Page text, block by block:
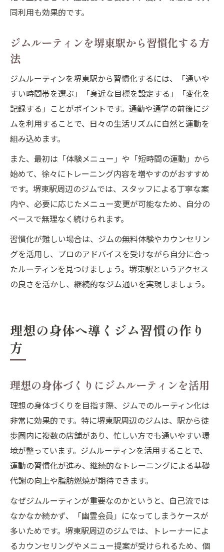
同利用も効果的です。
ジムルーティンを堺東駅から習慣化する方
法
ジムルーティンを堺東駅から習慣化するには、「通いや
すい時間帯を選ぶ」「身近な目標を設定する」「変化を
記録する」ことがポイントです。通勤や通学の前後にジ
ムを利用することで、日々の生活リズムに自然と運動を
組み込めます。
また、最初は「体験メニュー」や「短時間の運動」から
始めて、徐々にトレーニング内容を増やすのがおすすめ
です。堺東駅周辺のジムでは、スタッフによる丁寧な案
内や、必要に応じたメニュー変更が可能なため、自分の
ペースで無理なく続けられます。
習慣化が難しい場合は、ジムの無料体験やカウンセリン
グを活用し、プロのアドバイスを受けながら自分に合っ
たルーティンを見つけましょう。堺東駅というアクセス
の良さを活かし、継続的なジム通いを実現しましょう。
理想の身体へ導くジム習慣の作り
方
理想の身体づくりにジムルーティンを活用
理想の身体づくりを目指す際、ジムでのルーティン化は
非常に効果的です。特に堺東駅周辺のジムは、駅から徒
歩圏内に複数の店舗があり、忙しい方でも通いやすい環
境が整っています。ジムルーティンを活用することで、
運動の習慣化が進み、継続的なトレーニングによる基礎
代謝の向上や脂肪燃焼が期待できます。
なぜジムルーティンが重要なのかというと、自己流では
なかなか続かず、「幽霊会員」になってしまうケースが
多いためです。堺東駅周辺のジムでは、トレーナーによ
るカウンセリングやメニュー提案が受けられるため、個